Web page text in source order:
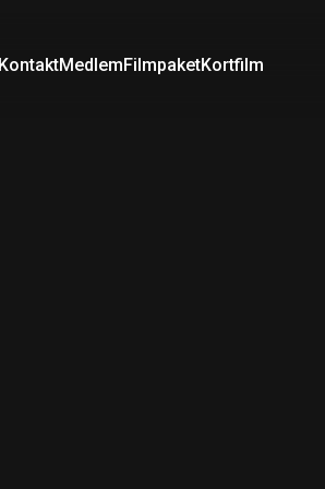
KontaktMedlemFilmpaketKortfilm